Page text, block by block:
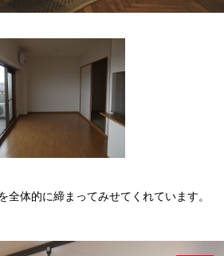
全体的に締まってみせてくれています。